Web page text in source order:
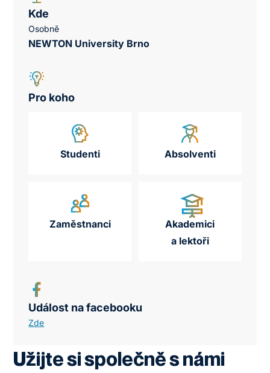
Kde
Osobně
NEWTON University Brno
Pro koho
Studenti Absolventi
Zaměstnanci
Akademici
a lektoři
Událost na facebooku
Zde
Užijte si společně s námi